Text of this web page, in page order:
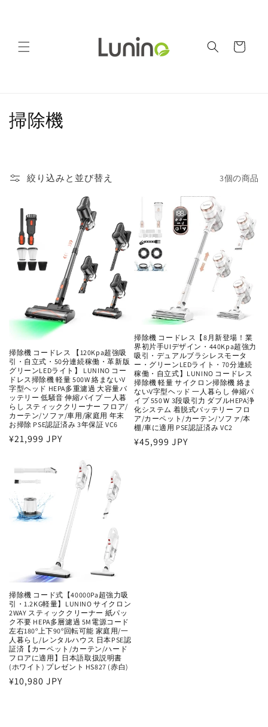
ー
コ
シ
ョ
ン
掃除機
絞り込みと並び替え 3個の商品
掃除機 コードレス 【120Kpa超強吸
引・自立式・50分連続稼働・革新版
グリーンLEDライト】 LUNINO コー
ドレス掃除機 軽量 500W 絡まないV
字型ヘッド HEPA多重濾過 大容量バ
ッテリー 低騒音 伸縮パイプ 一人暮
らし スティッククリーナー フロア/
カーテン/ソファ/車用/家庭用 年末
お掃除 PSE認証済み 3年保証 VC6
通
価
格
¥21,999 JPY
掃除機 コードレス【8月新登場！業
界初片手UIデザイン・440Kpa超強力
吸引・デュアルブラシレスモータ
ー・グリーンLEDライト・70分連続
稼働・自立式】LUNINO コードレス
掃除機 軽量 サイクロン掃除機 絡ま
ないV字型ヘッド 一人暮らし 伸縮パ
イプ 550Ｗ 3段吸引力 ダブルHEPA浄
化システム 着脱式バッテリー フロ
ア/カーペット/カーテン/ソファ/本
棚/車に適用 PSE認証済み VC2
通
¥45,999 JPY
掃除機 コード式【40000Pa超強力吸
引・1.2KG軽量】LUNINO サイクロン
2WAY スティッククリーナー 紙パッ
ク不要 HEPA多層濾過 5M電源コード
左右180º上下90º回転可能 家庭用/一
人暮らし/レンタルハウス 日本PSE認
証済【カーペット/カーテン/ハード
フロアに適用】日本語取扱説明書
(ホワイト) プレゼント HS827 (赤白)
通
¥10,980 JPY